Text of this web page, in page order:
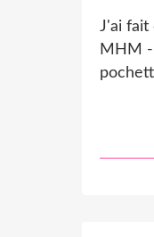
J'ai fait
MHM -